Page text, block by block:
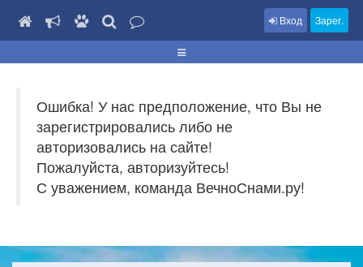
Вход Зарег.
Ошибка! У нас предположение, что Вы не
зарегистрировались либо не
авторизовались на сайте!
Пожалуйста, авторизуйтесь!
С уважением, команда ВечноСнами.ру!